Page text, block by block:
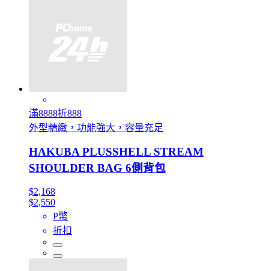
滿8888折888
外型精緻，功能強大，容量充足
HAKUBA PLUSSHELL STREAM
SHOULDER BAG 6側背包
$2,168
$2,550
P幣
折扣